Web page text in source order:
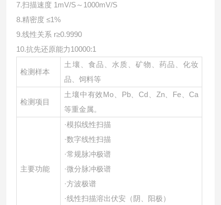
7.扫描速度 1mV/S～1000mV/S
8.精密度 ≤1%
9.线性关系 r≥0.9990
10.抗先还原能力10000:1
检测样本
土壤、食品、水质、矿物、药品、化妆
品、饲料等
检测项目
土壤中有效Mo、Pb、Cd、Zn、Fe、Ca
等重金属。
主要功能
·模拟线性扫描
·数字线性扫描
·常规脉冲极谱
·微分脉冲极谱
·方波极谱
·线性扫描溶出伏安（阴、阳极）